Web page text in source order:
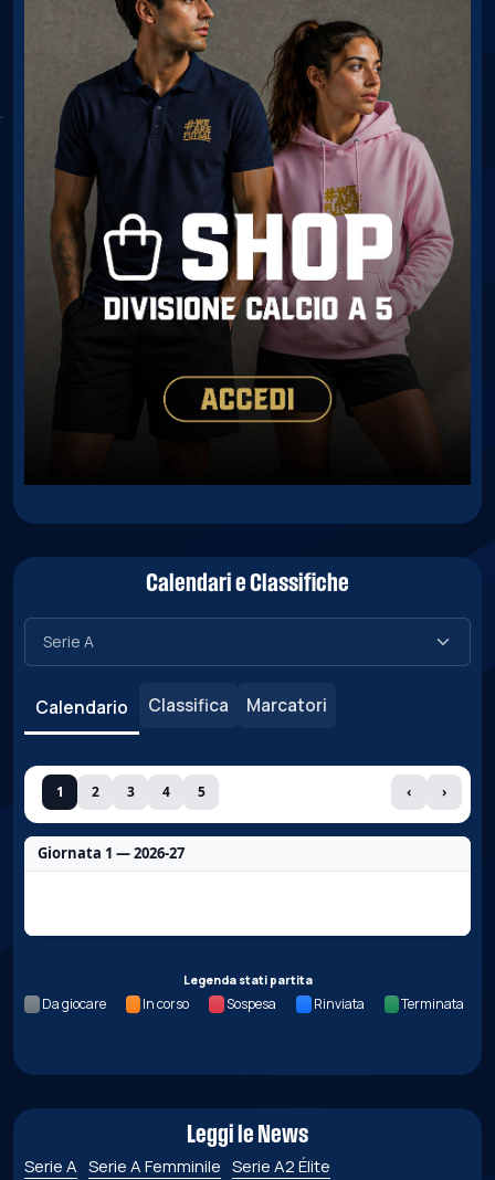
Calendari e Classifiche
Calendario Classifica Marcatori
1 2 3 4 5 ‹ ›
Giornata 1 — 2026-27
Legenda stati partita
Da giocare In corso Sospesa Rinviata Terminata
Leggi le News
Serie A Serie A Femminile Serie A2 Élite